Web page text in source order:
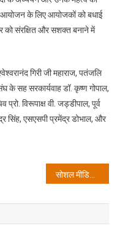
के लिए आयोजकों को बधाई
को संरक्षित और सशक्त बनाने में
गिरी जी महाराज, पतंजलि
के सह सरकार्यवाह डॉ. कृष्ण गोपाल,
प्रो. विरूपाक्ष वी. जड्डीपाल, पूर्व
सिंह, एसएसपी प्रमेंद्र डोभाल, और